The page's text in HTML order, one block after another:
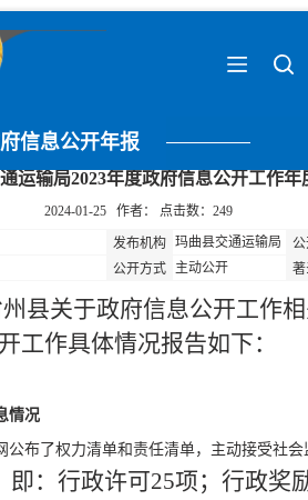
信息公开年报
运输局2023年度政府信息公开工作年
2024-01-25 作者： 点击数： 249
发布机构 玛曲县交通运输局
公开方式 主动公开
县关于政府信息公开工作
工作具体情况报告如下：
情况
公布了权力清单和责任清单，主动接受社
即：行政许可25项；行政奖